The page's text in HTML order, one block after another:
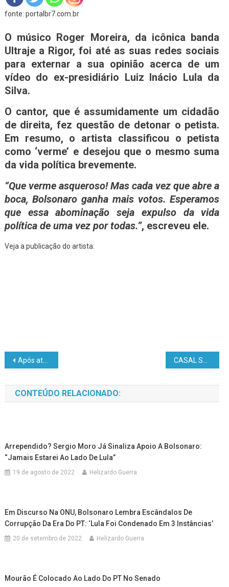
fonte: portalbr7.com.br
O músico Roger Moreira, da icônica banda
Ultraje a Rigor, foi até as suas redes sociais
para externar a sua opinião acerca de um
vídeo do ex-presidiário Luiz Inácio Lula da
Silva.
O cantor, que é assumidamente um cidadão
de direita, fez questão de detonar o petista.
Em resumo, o artista classificou o petista
como ‘verme’ e desejou que o mesmo suma
da vida política brevemente.
“Que verme asqueroso! Mas cada vez que abre a
boca, Bolsonaro ganha mais votos. Esperamos
que essa abominação seja expulso da vida
política de uma vez por todas.”, escreveu ele.
Veja a publicação do artista:
Após atacar e xingar Bolsonaro, cantor João Gomes tem espaço negado para show pelo Sindicato Rural
CONTEÚDO RELACIONADO:
Arrependido? Sergio Moro Já Sinaliza Apoio A Bolsonaro:
“Jamais Estarei Ao Lado De Lula”
19 de agosto de 2022 Helizardo Guerra
Em Discurso Na ONU, Bolsonaro Lembra Escândalos De
Corrupção Da Era Do PT: ‘Lula Foi Condenado Em 3 Instâncias’
20 de setembro de 2022 Helizardo Guerra
Mourão É Colocado Ao Lado Do PT No Senado